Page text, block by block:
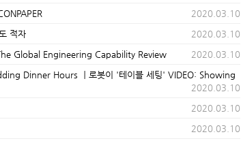
2020.03.10
적자
2020.03.10
Global Engineering Capability Review
2020.03.10
Dinner Hours ㅣ로봇이 '테이블 세팅' VIDEO: Showing
2020.03.10
2020.03.10
2020.03.10